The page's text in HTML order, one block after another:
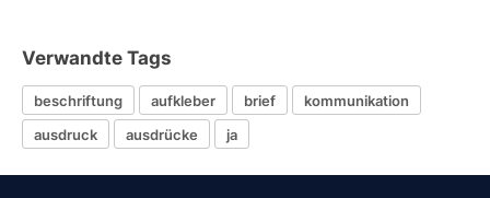
Verwandte Tags
beschriftung aufkleber brief
kommunikation
ausdruck
ausdrücke ja